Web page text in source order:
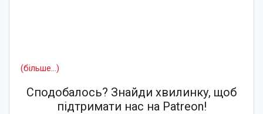
(більше…)
Сподобалось? Знайди хвилинку, щоб
підтримати нас на Patreon!